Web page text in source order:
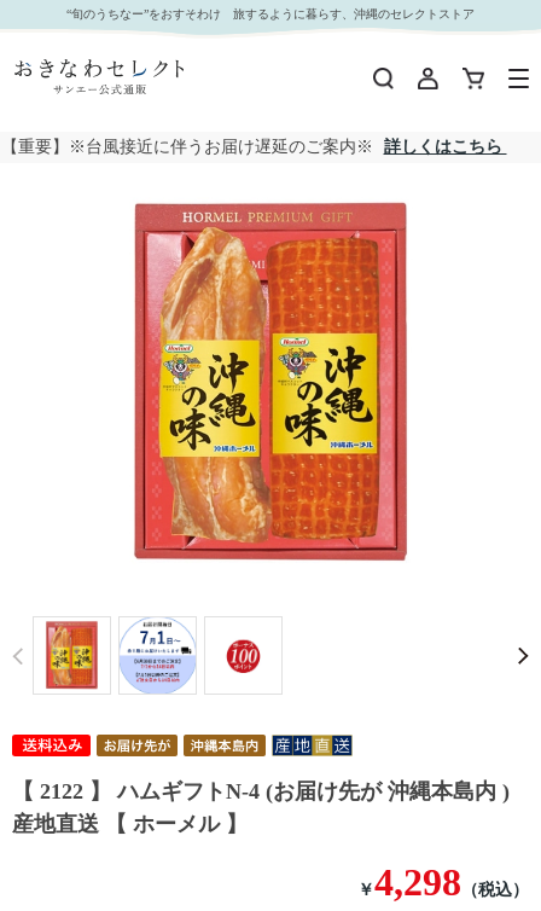
【 2122 】 ハムギフトN-4 (お届け先が 沖縄本島内 ) 産地直送 【 ホーメル 】｜おきなわセレク
ト サンエー公式通販
“旬のうちなー”をおすそわけ 旅するように暮らす、沖縄のセレクトストア
【重要】※台風接近に伴うお届け遅延のご案内※ 詳しくはこちら
Prev
【 2122 】 ハムギフトN-4 (お届け先が 沖縄本島内 )
産地直送 【 ホーメル 】
￥4,298 （税込）